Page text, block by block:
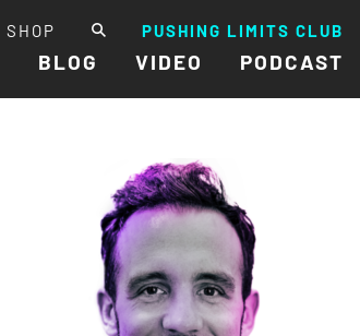
SHOP PUSHING LIMITS CLUB
BLOG VIDEO PODCAST